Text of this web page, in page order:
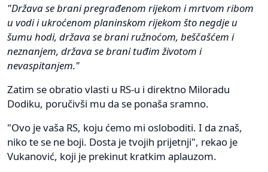
"Država se brani pregrađenom rijekom i mrtvom ribom
u vodi i ukroćenom planinskom rijekom što negdje u
šumu hodi, država se brani ružnoćom, beščašćem i
neznanjem, država se brani tuđim životom i
nevaspitanjem."
Zatim se obratio vlasti u RS-u i direktno Miloradu
Dodiku, poručivši mu da se ponaša sramno.
"Ovo je vaša RS, koju ćemo mi osloboditi. I da znaš,
niko te se ne boji. Dosta je tvojih prijetnji", rekao je
Vukanović, koji je prekinut kratkim aplauzom.